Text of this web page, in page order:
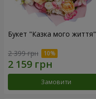
Букет "Казка мого життя"
2 399 грн
Замовити